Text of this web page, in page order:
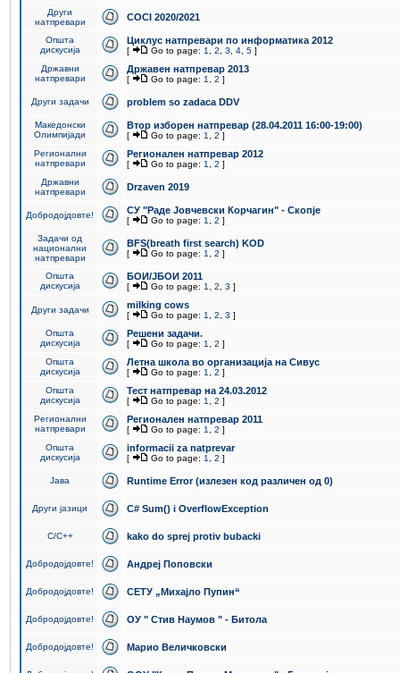
Други
натпревари
COCI 2020/2021
Општа
дискусија
Циклус натпревари по информатика 2012
[ Go to page: 1 2 3 4 5 ]
Државни
натпревари
Државен натпревар 2013
[ Go to page: 1 2 ]
Други задачи problem so zadaca DDV
Македонски
Олимпијади
Втор изборен натпревар (28.04.2011 16:00-19:00)
[ Go to page: 1 2 ]
Регионални
натпревари
Регионален натпревар 2012
[ Go to page: 1 2 ]
Државни
натпревари
Drzaven 2019
Добродојдовте! СУ "Раде Јовчевски Корчагин" - Скопје
[ Go to page: 1 2 ]
Задачи од
национални
натпревари
BFS(breath first search) KOD
[ Go to page: 1 2 ]
Општа
дискусија
БОИ/ЈБОИ 2011
[ Go to page: 1 2 3 ]
Други задачи milking cows
[ Go to page: 1 2 3 ]
Општа
дискусија
Решени задачи.
[ Go to page: 1 2 ]
Општа
дискусија
Летна школа во организација на Сивус
[ Go to page: 1 2 ]
Општа
дискусија
Тест натпревар на 24.03.2012
[ Go to page: 1 2 ]
Регионални
натпревари
Регионален натпревар 2011
[ Go to page: 1 2 ]
Општа
дискусија
informacii za natprevar
[ Go to page: 1 2 ]
Јава Runtime Error (излезен код различен од 0)
Други јазици C# Sum() i OverflowException
C/C++ kako do sprej protiv bubacki
Добродојдовте! Андреј Поповски
Добродојдовте! СЕТУ „Михајло Пупин“
Добродојдовте! ОУ " Стив Наумов " - Битола
Добродојдовте! Марио Величковски